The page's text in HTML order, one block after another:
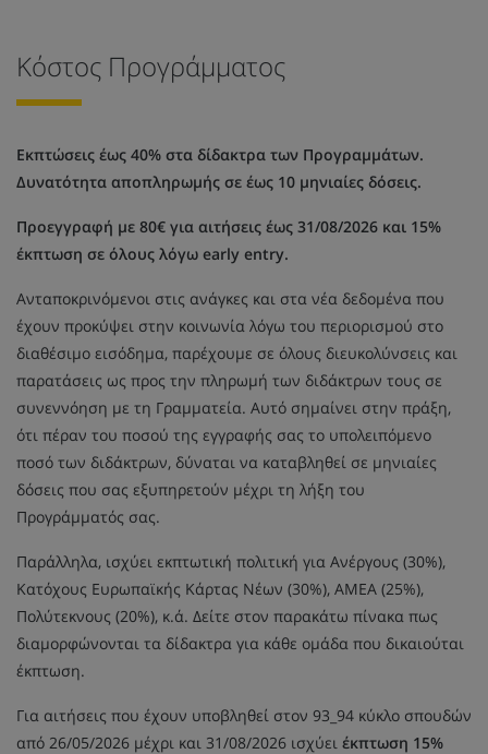
Κόστος Προγράμματος
Εκπτώσεις έως 40% στα δίδακτρα των Προγραμμάτων.
Δυνατότητα αποπληρωμής σε έως 10 μηνιαίες δόσεις.
Προεγγραφή με 80€ για αιτήσεις έως 31/08/2026 και 15%
έκπτωση σε όλους λόγω early entry.
Ανταποκρινόμενοι στις ανάγκες και στα νέα δεδομένα που
έχουν προκύψει στην κοινωνία λόγω του περιορισμού στο
διαθέσιμο εισόδημα, παρέχουμε σε όλους διευκολύνσεις και
παρατάσεις ως προς την πληρωμή των διδάκτρων τους σε
συνεννόηση με τη Γραμματεία. Αυτό σημαίνει στην πράξη,
ότι πέραν του ποσού της εγγραφής σας το υπολειπόμενο
ποσό των διδάκτρων, δύναται να καταβληθεί σε μηνιαίες
δόσεις που σας εξυπηρετούν μέχρι τη λήξη του
Προγράμματός σας.
Παράλληλα, ισχύει εκπτωτική πολιτική για Ανέργους (30%),
Κατόχους Ευρωπαϊκής Κάρτας Νέων (30%), ΑΜΕΑ (25%),
Πολύτεκνους (20%), κ.ά. Δείτε στον παρακάτω πίνακα πως
διαμορφώνονται τα δίδακτρα για κάθε ομάδα που δικαιούται
έκπτωση.
Για αιτήσεις που έχουν υποβληθεί στον 93_94 κύκλο σπουδών
από 26/05/2026 μέχρι και 31/08/2026 ισχύει έκπτωση 15%